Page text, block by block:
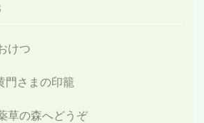
けつ
さまの印籠
の森へどうぞ